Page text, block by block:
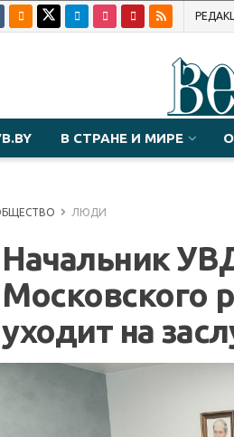
В СТРАНЕ И МИРЕ
ЛЮДИ
Начальник
Московского
уходит на